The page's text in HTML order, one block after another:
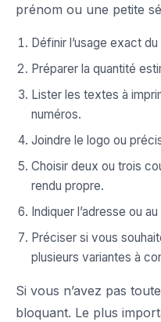
prénom ou une petite
Définir l’usage exact
Préparer la quantité
Lister les textes à
numéros.
Joindre le logo ou
Choisir deux ou trois
rendu propre.
Indiquer l’adresse ou
Préciser si vous
plusieurs variantes à
Si vous n’avez pas
bloquant. Le plus